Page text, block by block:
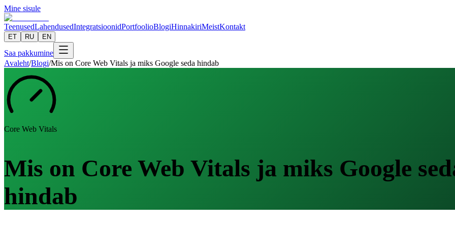
Mine sisule
TeenusedLahendusedIntegratsioonidPortfoolioBlogiHinnakiriMeistKontakt
ET RU EN
Saa pakkumine
Avaleht/Blogi/Mis on Core Web Vitals ja miks Google seda hindab
Core Web Vitals
Mis on Core Web Vitals ja miks Google
hindab